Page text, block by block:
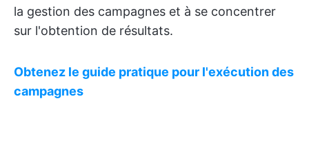
la gestion des campagnes et à se concentrer
sur l'obtention de résultats.
Obtenez le guide pratique pour l'exécution des
campagnes